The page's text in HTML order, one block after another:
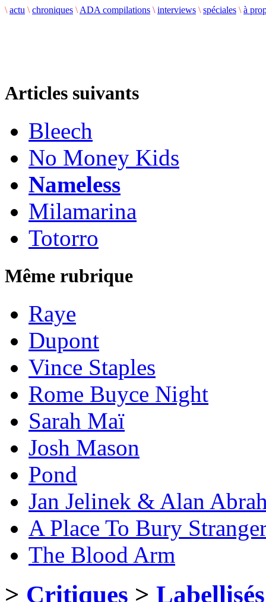
\ actu \ chroniques \ ADA compilations \ interviews \ spéciales \ à
Articles suivants
Bleech
No Money Kids
Nameless
Milamarina
Totorro
Même rubrique
Raye
Dupont
Vince Staples
Rome Buyce Night
Sarah Maï
Josh Mason
Pond
Jan Jelinek & Alan
A Place To Bury
The Blood Arm
> Critiques > Labellisés